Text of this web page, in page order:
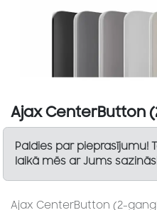
Ajax CenterButton
Paldies par pieprasījumu!
laikā mēs ar Jums
Ajax CenterButton (2-